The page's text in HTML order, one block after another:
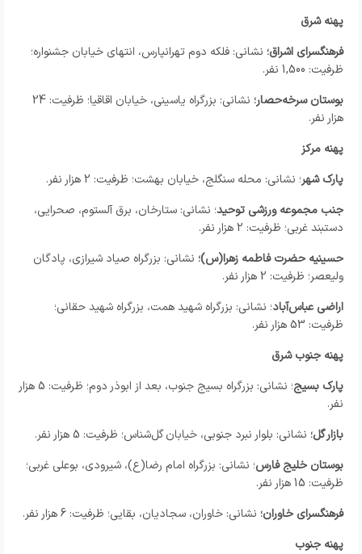
پهنه شرق
فرهنگسرای اشراق؛ نشانی: فلکه دوم تهرانپارس، انتهای خیابان جشنواره؛
ظرفیت: 1,500 نفر.
بوستان سرخه‌حصار؛
نشانی: بزرگراه یاسینی، خیابان اقاقیا؛ ظرفیت: 24
هزار نفر.
پهنه مرکز
پارک شهر؛ نشانی: محله سنگلج، خیابان بهشت؛ ظرفیت: 2 هزار نفر.
جنب مجموعه ورزشی توحید؛ نشانی: ستارخان، برق آلستوم، صحرایی،
دستبند غربی؛ ظرفیت: 2 هزار نفر.
حسینیه حضرت فاطمه زهرا(س)؛ نشانی: بزرگراه صیاد شیرازی، پادگان
ولیعصر؛ ظرفیت: 2 هزار نفر.
اراضی عباس‌آباد؛ نشانی: بزرگراه شهید همت، بزرگراه شهید حقانی؛
ظرفیت: 53 هزار نفر.
پهنه جنوب شرق
پارک بسیج
؛ نشانی: بزرگراه بسیج جنوب، بعد از ابوذر دوم؛ ظرفیت: 5 هزار
نفر.
بازار گل؛ نشانی: بلوار نبرد جنوبی، خیابان گل‌شناس؛ ظرفیت: 5 هزار نفر.
بوستان خلیج فارس؛ نشانی: بزرگراه امام رضا(ع)، شیرودی، بوعلی غربی؛
ظرفیت: 15 هزار نفر.
فرهنگسرای خاوران؛ نشانی: خاوران، سجادیان، بقایی؛ ظرفیت: 6 هزار نفر.
پهنه جنوب